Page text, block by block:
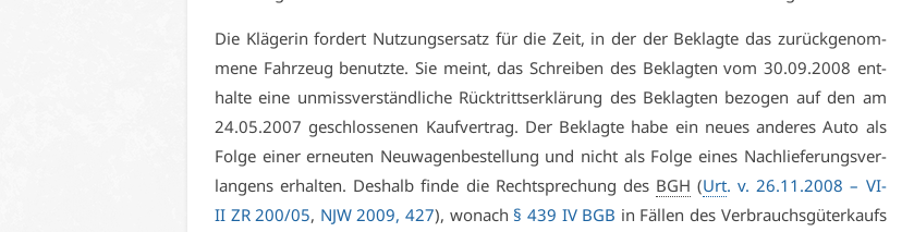
Die Klä­ge­rin for­dert Nut­zungs­er­satz für die Zeit, in der der Be­klag­te das zu­rück­ge­nom­
me­ne Fahr­zeug be­nutz­te. Sie meint, das Schrei­ben des Be­klag­ten vom 30.09.2008 ent­
hal­te ei­ne un­miss­ver­ständ­li­che Rück­tritts­er­klä­rung des Be­klag­ten be­zo­gen auf den am
24.05.2007 ge­schlos­se­nen Kauf­ver­trag. Der Be­klag­te ha­be ein neu­es an­de­res Au­to als
Fol­ge ei­ner er­neu­ten Neu­wa­gen­be­stel­lung und nicht als Fol­ge ei­nes Nach­lie­fe­rungs­ver­
lan­gens er­hal­ten. Des­halb fin­de die Recht­spre­chung des BGH (Urt. v. 26.11.2008 – VI­
II ZR 200/05, NJW 2009, 427), wo­nach § 439 IV BGB in Fäl­len des Ver­brauchs­gü­ter­kaufs